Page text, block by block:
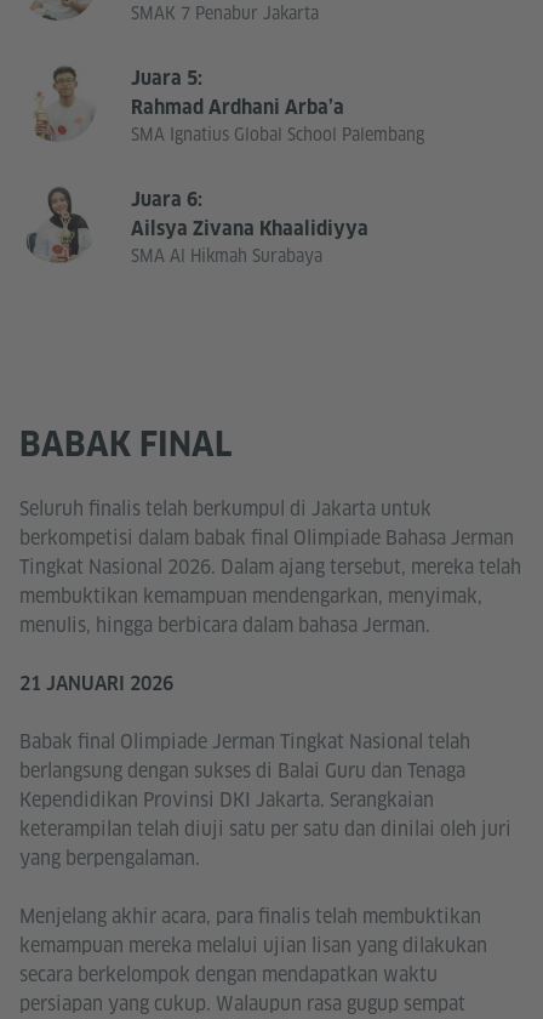
SMAK 7 Penabur Jakarta
Juara 5:
Rahmad Ardhani Arba’a
SMA Ignatius Global School Palembang
Juara 6:
Ailsya Zivana Khaalidiyya
SMA Al Hikmah Surabaya
BABAK FINAL
Seluruh finalis telah berkumpul di Jakarta untuk
berkompetisi dalam babak final Olimpiade Bahasa Jerman
Tingkat Nasional 2026. Dalam ajang tersebut, mereka telah
membuktikan kemampuan mendengarkan, menyimak,
menulis, hingga berbicara dalam bahasa Jerman.
21 JANUARI 2026
Babak final Olimpiade Jerman Tingkat Nasional telah
berlangsung dengan sukses di Balai Guru dan Tenaga
Kependidikan Provinsi DKI Jakarta. Serangkaian
keterampilan telah diuji satu per satu dan dinilai oleh juri
yang berpengalaman.
Menjelang akhir acara, para finalis telah membuktikan
kemampuan mereka melalui ujian lisan yang dilakukan
secara berkelompok dengan mendapatkan waktu
persiapan yang cukup. Walaupun rasa gugup sempat